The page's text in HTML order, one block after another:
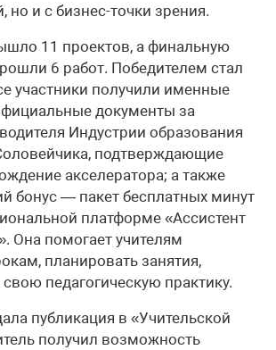
но и с бизнес-точки зрения.
11 проектов, а финальную
6 работ. Победителем стал
участники получили именные
документы за
Индустрии образования
подтверждающие
акселератора; а также
бонус — пакет бесплатных минут
платформе «Ассистент
Она помогает учителям
планировать занятия,
педагогическую практику.
публикация в «Учительской
получил возможность